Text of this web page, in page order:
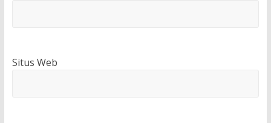
Situs Web